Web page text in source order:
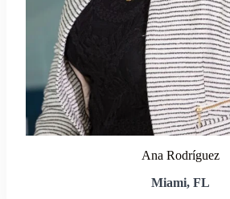
Ana Rodríguez
Miami, FL